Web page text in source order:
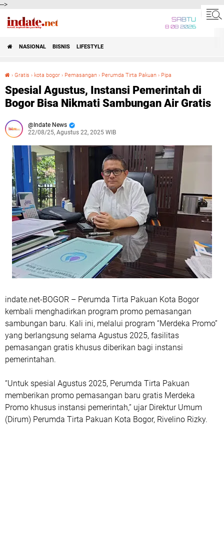
-->
SABTU
8 08 2026
NASIONAL BISNIS LIFESTYLE
› Gratis › kota bogor › Pemasangan › Perumda Tirta Pakuan › Pipa
Spesial Agustus, Instansi Pemerintah di
Bogor Bisa Nikmati Sambungan Air Gratis
Indate News
22/08/25, Agustus 22, 2025 WIB
indate.net-BOGOR – Perumda Tirta Pakuan Kota Bogor
kembali menghadirkan program promo pemasangan
sambungan baru. Kali ini, melalui program “Merdeka Promo”
yang berlangsung selama Agustus 2025, fasilitas
pemasangan gratis khusus diberikan bagi instansi
pemerintahan.
“Untuk spesial Agustus 2025, Perumda Tirta Pakuan
memberikan promo pemasangan baru gratis Merdeka
Promo khusus instansi pemerintah,” ujar Direktur Umum
(Dirum) Perumda Tirta Pakuan Kota Bogor, Rivelino Rizky.